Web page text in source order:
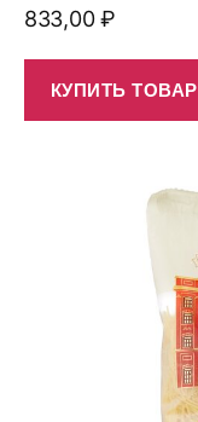
833,00₽
КУПИТЬ ТОВАР